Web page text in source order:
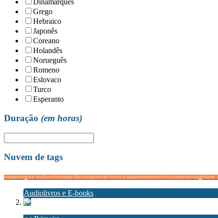
Dinamarquês
Grego
Hebraico
Japonês
Coreano
Holandês
Norueguês
Romeno
Eslovaco
Turco
Esperanto
Duração (em horas)
Nuvem de tags
romanceoriginal tocalivrosliteraturaclássicosamortocalivrostocacasamentobennetséculoxixreencontroorgulhomr.
Audiolivros e E-books